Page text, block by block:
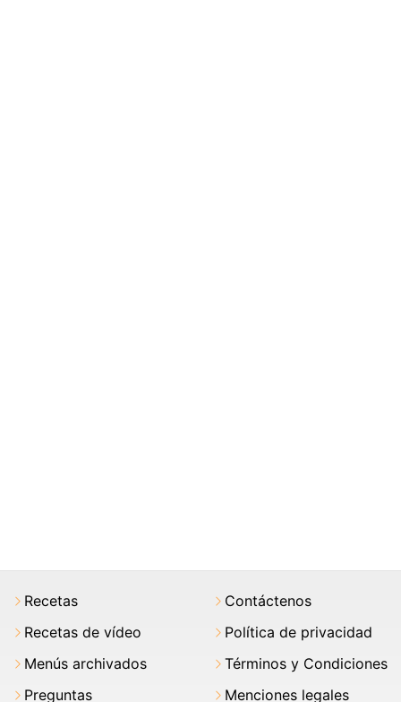
Recetas
Recetas de vídeo
Menús archivados
Preguntas
Contáctenos
Política de privacidad
Términos y Condiciones
Menciones legales